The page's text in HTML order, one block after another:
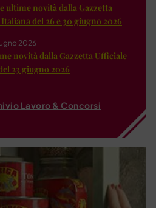
ultime novità dalla Gazzetta
del 26 e 30 giugno 2026
2026
novità dalla Gazzetta Ufficiale
23 giugno 2026
Lavoro & Concorsi